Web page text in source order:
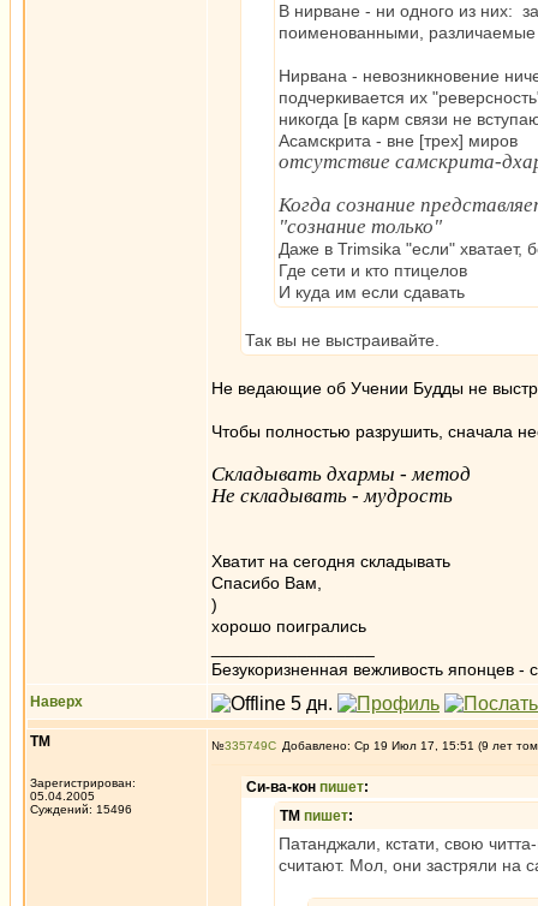
В нирване - ни одного из них:
поименованными, различаемые
Нирвана - невозникновение
подчеркивается их
никогда [в карм связи не
Асамскрита - вне [трех] миров
отсутствие самскрита-
Когда сознание
"сознание только"
Даже в Trimsika "если" хватает,
Где сети и кто птицелов
И куда им если сдавать
Так вы не выстраивайте.
Не ведающие об Учении Будды не
Чтобы полностью разрушить, сначала
Складывать дхармы - метод
Не складывать - мудрость
Хватит на сегодня складывать
Спасибо Вам,
)
хорошо поигрались
Безукоризненная вежливость японцев -
Наверх
ТМ
Зарегистрирован:
05.04.2005
Суждений: 15496
№335749 Добавлено: Ср 19 Июл 17, 15:51 (9 лет
Си-ва-кон пишет:
ТМ пишет:
Патанджали, кстати, свою
считают. Мол, они застряли на